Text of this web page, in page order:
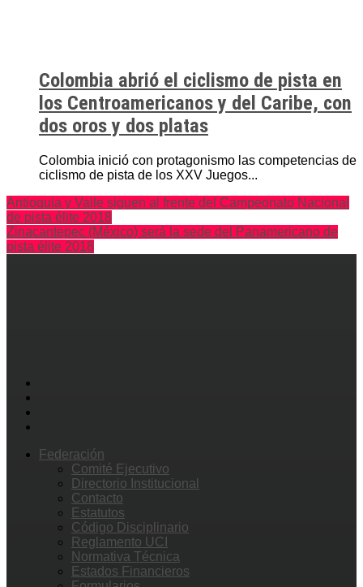
Colombia abrió el ciclismo de pista en
los Centroamericanos y del Caribe, con
dos oros y dos platas
Colombia inició con protagonismo las competencias de
ciclismo de pista de los XXV Juegos...
Antioquia y Valle siguen al frente del Campeonato Nacional
de pista élite 2018
Zinacantepec (México) será la sede del Panamericano de
pista élite 2018
Federación
Comité Ejecutivo
Directorio Institucional
Contacto
Estatutos
Código Disciplinario
Reglamento UCI
Normativa Técnica
Estados Financieros